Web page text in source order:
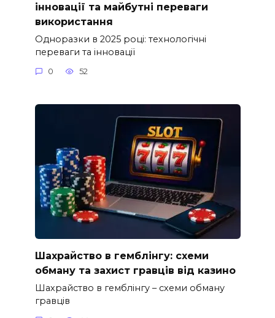
інновації та майбутні переваги
використання
Одноразки в 2025 році: технологічні
переваги та інновації
0 52
Шахрайство в гемблінгу: схеми
обману та захист гравців від казино
Шахрайство в гемблінгу – схеми обману
гравців